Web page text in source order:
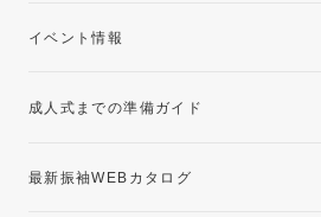
卒業袴レンタルプラン
イベント情報
成人式までの準備ガイド
最新振袖WEBカタログ